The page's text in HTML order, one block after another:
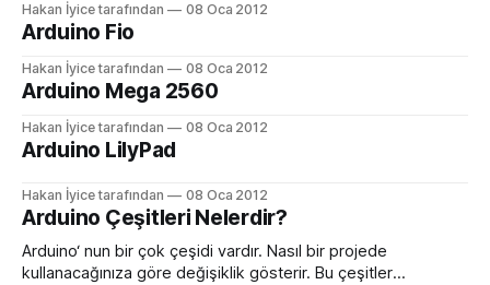
Hakan İyice tarafından 08 Oca 2012
Arduino Fio
Hakan İyice tarafından 08 Oca 2012
Arduino Mega 2560
Hakan İyice tarafından 08 Oca 2012
Arduino LilyPad
Hakan İyice tarafından 08 Oca 2012
Arduino Çeşitleri Nelerdir?
Arduino‘ nun bir çok çeşidi vardır. Nasıl bir projede
kullanacağınıza göre değişiklik gösterir. Bu çeşitler